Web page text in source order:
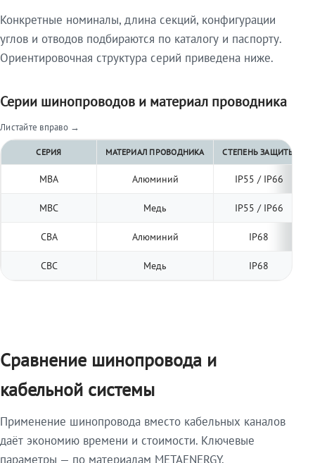
Конкретные номиналы, длина секций, конфигурации
углов и отводов подбираются по каталогу и паспорту.
Ориентировочная структура серий приведена ниже.
Серии шинопроводов и материал проводника
Листайте вправо →
СЕРИЯ МАТЕРИАЛ ПРОВОДНИКА СТЕПЕНЬ ЗАЩИТЫ
МВА Алюминий IP55 / IP66
МВС Медь IP55 / IP66
СВА Алюминий IP68
СВС Медь IP68
Сравнение шинопровода и
кабельной системы
Применение шинопровода вместо кабельных каналов
даёт экономию времени и стоимости. Ключевые
параметры — по материалам METAENERGY.